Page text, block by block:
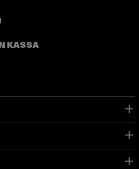
KASSA